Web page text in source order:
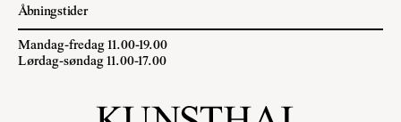
Åbningstider
Mandag-fredag 11.00-19.00
Lørdag-søndag 11.00-17.00